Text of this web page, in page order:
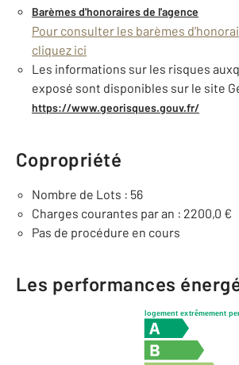
Barèmes d'honoraires de l'agence
Pour consulter les barèmes
cliquez ici
Les informations sur les risques
exposé sont disponibles sur le site
https://www.georisques.gouv.fr/
Copropriété
Nombre de Lots : 56
Charges courantes par an : 2200,0 €
Pas de procédure en cours
Les performances
logement extrêmement